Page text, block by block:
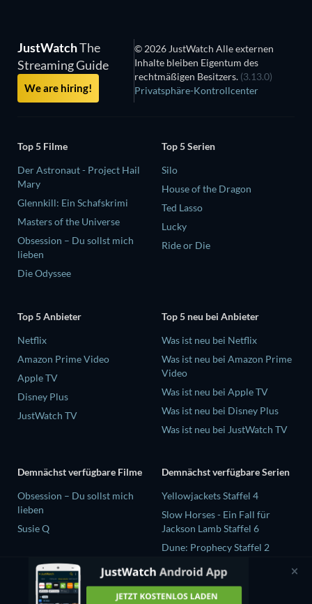
JustWatchThe
Streaming Guide
We are hiring!
© 2026 JustWatch Alle externen
Inhalte bleiben Eigentum des
rechtmäßigen Besitzers. (3.13.0)
Privatsphäre-Kontrollcenter
Top 5 Filme
Der Astronaut - Project Hail
Mary
Glennkill: Ein Schafskrimi
Masters of the Universe
Obsession – Du sollst mich
lieben
Die Odyssee
Top 5 Serien
Silo
House of the Dragon
Ted Lasso
Lucky
Ride or Die
Top 5 Anbieter
Netflix
Amazon Prime Video
Apple TV
Disney Plus
JustWatch TV
Top 5 neu bei Anbieter
Was ist neu bei Netflix
Was ist neu bei Amazon Prime
Video
Was ist neu bei Apple TV
Was ist neu bei Disney Plus
Was ist neu bei JustWatch TV
Demnächst verfügbare Filme
Obsession – Du sollst mich
lieben
Susie Q
Demnächst verfügbare Serien
Yellowjackets Staffel 4
Slow Horses - Ein Fall für
Jackson Lamb Staffel 6
Dune: Prophecy Staffel 2
The Gentlemen Staffel 2
Love Is Blind: UK Staffel 3